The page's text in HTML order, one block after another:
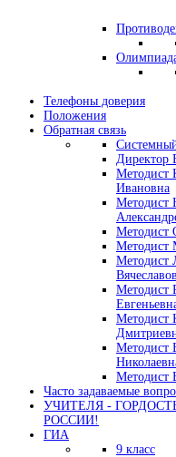
Телефоны доверия
Положения
Обратная связь
Директор
Методист
Ивановна
Методист
Методист
Методист
Методист
Методист
Методист
Методист
Методист
Часто задаваемые
УЧИТЕЛЯ -
РОССИИ!
ГИА
9 класс